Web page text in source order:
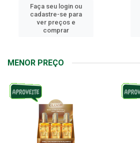
Faça seu login ou
cadastre-se para
ver preços e
comprar
MENOR PREÇO